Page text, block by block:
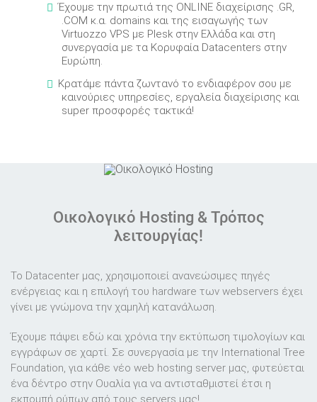
Έχουμε την πρωτιά της ONLINE διαχείρισης .GR,
.COM κ.α. domains και της εισαγωγής των
Virtuozzo VPS με Plesk στην Ελλάδα και στη
συνεργασία με τα Κορυφαία Datacenters στην
Ευρώπη.
Κρατάμε πάντα ζωντανό το ενδιαφέρον σου με
καινούριες υπηρεσίες, εργαλεία διαχείρισης και
super προσφορές τακτικά!
Οικολογικό Hosting & Τρόπος
λειτουργίας!
Το Datacenter μας, χρησιμοποιεί ανανεώσιμες πηγές
ενέργειας και η επιλογή του hardware των webservers έχει
γίνει με γνώμονα την χαμηλή κατανάλωση.
Έχουμε πάψει εδώ και χρόνια την εκτύπωση τιμολογίων και
εγγράφων σε χαρτί. Σε συνεργασία με την International Tree
Foundation, για κάθε νέο web hosting server μας, φυτεύεται
ένα δέντρο στην Ουαλία για να αντισταθμιστεί έτσι η
εκπομπή ρύπων από τους servers μας!